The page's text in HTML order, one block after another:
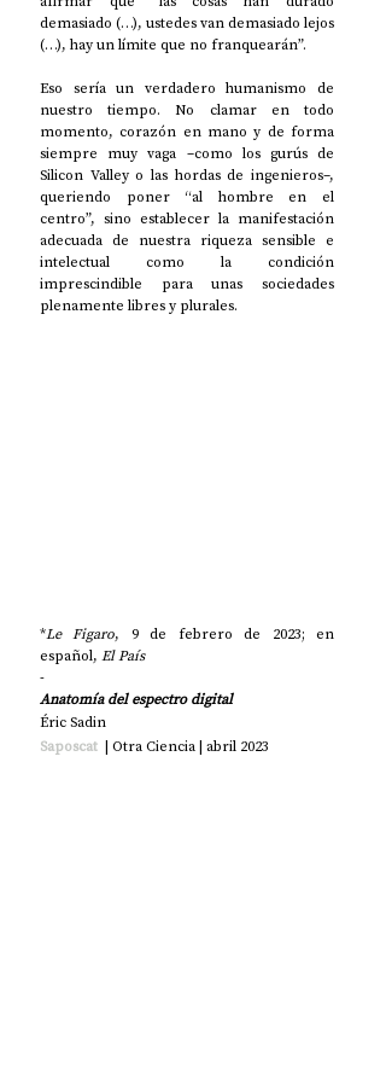
demasiado (…), ustedes van demasiado lejos
(…), hay un límite que no franquearán”.
Eso sería un verdadero humanismo de
nuestro tiempo. No clamar en todo
momento, corazón en mano y de forma
siempre muy vaga –como los gurús de
Silicon Valley o las hordas de ingenieros–,
queriendo poner “al hombre en el
centro”, sino establecer la manifestación
adecuada de nuestra riqueza sensible e
intelectual como la condición
imprescindible para unas sociedades
plenamente libres y plurales.
*Le Figaro, 9 de febrero de 2023; en
español, El País
-
Anatomía del espectro digital
Éric Sadin
Saposcat | Otra Ciencia | abril 2023